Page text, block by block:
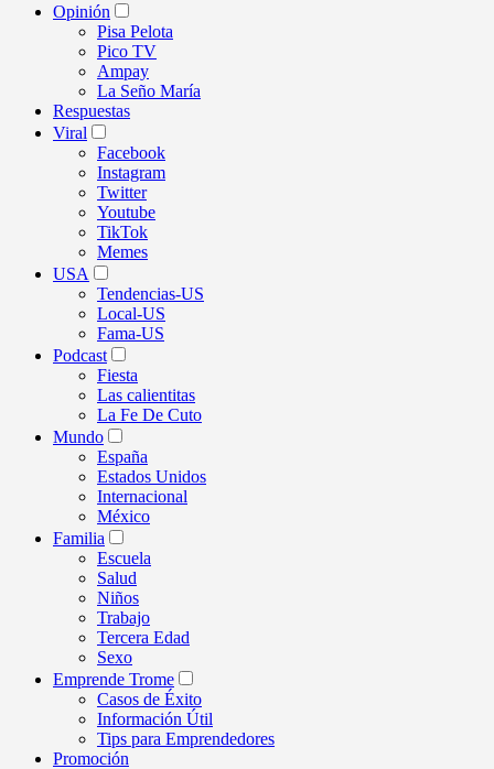
Opinión
Pisa Pelota
Pico TV
Ampay
La Seño María
Respuestas
Viral
Facebook
Instagram
Twitter
Youtube
TikTok
Memes
USA
Tendencias-US
Local-US
Fama-US
Podcast
Fiesta
Las calientitas
La Fe De Cuto
Mundo
España
Estados Unidos
Internacional
México
Familia
Escuela
Salud
Niños
Trabajo
Tercera Edad
Sexo
Emprende Trome
Casos de Éxito
Información Útil
Tips para Emprendedores
Promoción